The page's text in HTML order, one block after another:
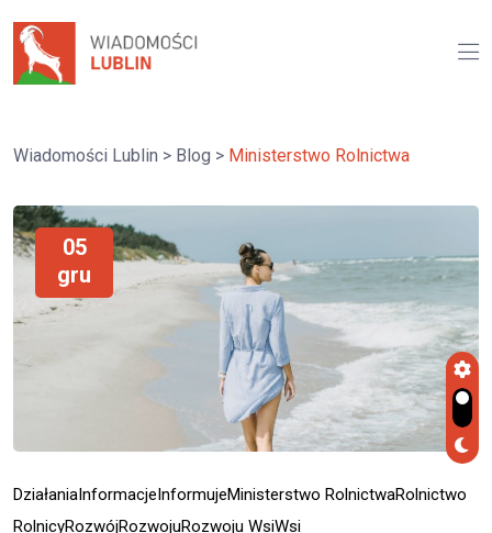
Wiadomości Lublin > Blog > Ministerstwo Rolnictwa
05
gru
DziałaniaInformacjeInformujeMinisterstwo RolnictwaRolnictwo
RolnicyRozwójRozwojuRozwoju WsiWsi